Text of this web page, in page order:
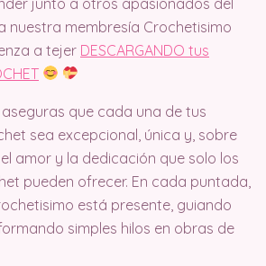
nuestra membresía Crochetisimo
a tejer DESCARGANDO tus
que cada una de tus
sea excepcional, única y, sobre
amor y la dedicación que solo los
pueden ofrecer. En cada puntada,
está presente, guiando
simples hilos en obras de